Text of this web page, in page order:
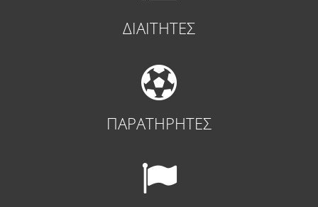
ΔΙΑΙΤΗΤΕΣ
ΠΑΡΑΤΗΡΗΤΕΣ